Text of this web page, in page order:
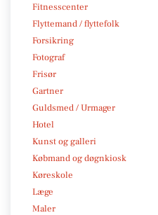
Fitnesscenter
Flyttemand / flyttefolk
Forsikring
Fotograf
Frisør
Gartner
Guldsmed / Urmager
Hotel
Kunst og galleri
Købmand og døgnkiosk
Køreskole
Læge
Maler